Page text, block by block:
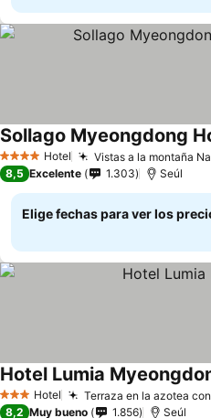
4 EstrellasHotel Vistas a la montaña
Sollago Myeongdong
8,5 Excelente 1.303 Seúl
Elige fechas para ver los
3 Estrellas
Hotel Terraza en la azotea
Hotel Lumia
8,2 Muy bueno 1.856 Seúl